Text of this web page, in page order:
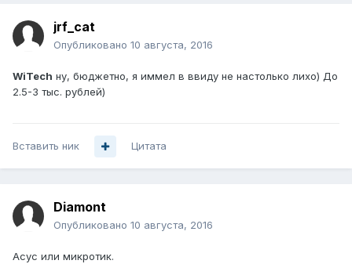
jrf_cat
Опубликовано 10 августа, 2016
WiTech ну, бюджетно, я иммел в ввиду не настолько лихо) До
2.5-3 тыс. рублей)
Вставить ник Цитата
Diamont
Опубликовано 10 августа, 2016
Асус или микротик.